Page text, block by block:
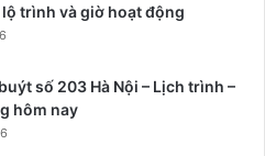
trình và giờ hoạt động
số 203 Hà Nội – Lịch trình –
hôm nay